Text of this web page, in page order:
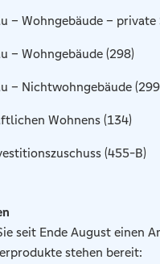
– Wohngebäude – private
– Wohngebäude (298)
– Nichtwohngebäude
Wohnens (134)
(455-B)
seit Ende August einen
stehen bereit: